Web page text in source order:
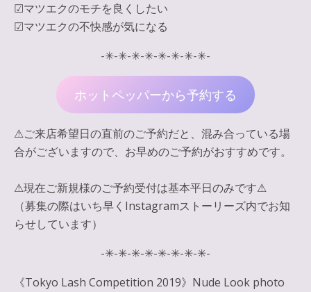
☑︎マツエクのモチを良くしたい
☑︎マツエクの不快感が気になる
-✳︎-✳︎-✳︎-✳︎-✳︎-✳︎-✳︎-✳︎-
ホットペッパーから予約する
⚠︎ご来店希望日の直前のご予約だと、混み合っている場
合がございますので、お早めのご予約がおすすめです。
⚠︎現在ご新規様のご予約受付は基本平日のみです⚠︎
（募集の際はいち早くInstagramストーリーズ内でお知
らせしています）
-✳︎-✳︎-✳︎-✳︎-✳︎-✳︎-✳︎-✳︎-
《Tokyo Lash Competition 2019》Nude Look photo